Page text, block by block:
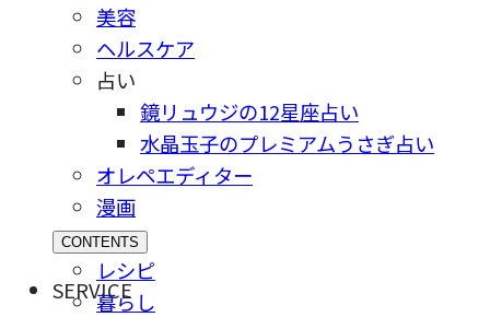
美容
ヘルスケア
占い
鏡リュウジの12星座占い
水晶玉子のプレミアムうさぎ占い
オレペエディター
漫画
CONTENTS
レシピ
暮らし
SERVICE